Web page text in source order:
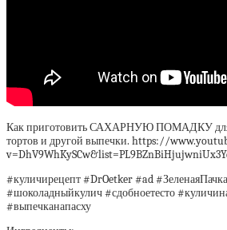
Как приготовить САХАРНУЮ ПОМАДКУ
тортов и другой выпечки. https://
#куличирецепт #DrOetker #ad
#шоколадныйкулич #сдобноетесто
#выпечканапасху